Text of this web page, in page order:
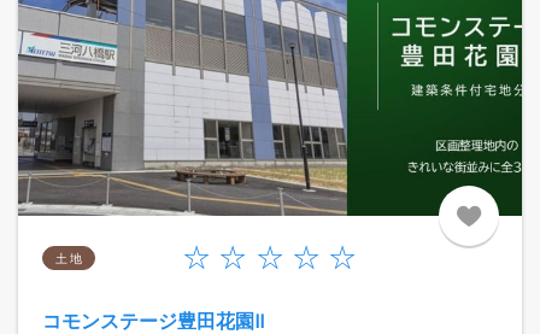
土 地
コモンステージ豊田花園Ⅱ